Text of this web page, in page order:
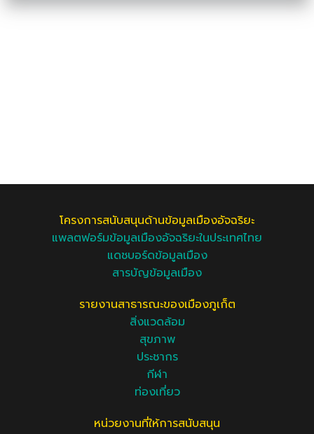
โครงการสนับสนุนด้านข้อมูลเมืองอัจฉริยะ
แพลตฟอร์มข้อมูลเมืองอัจฉริยะในประเทศไทย
แดชบอร์ดข้อมูลเมือง
สารบัญข้อมูลเมือง
รายงานสาธารณะของเมืองภูเก็ต
สิ่งแวดล้อม
สุขภาพ
ประชากร
กีฬา
ท่องเที่ยว
หน่วยงานที่ให้การสนับสนุน